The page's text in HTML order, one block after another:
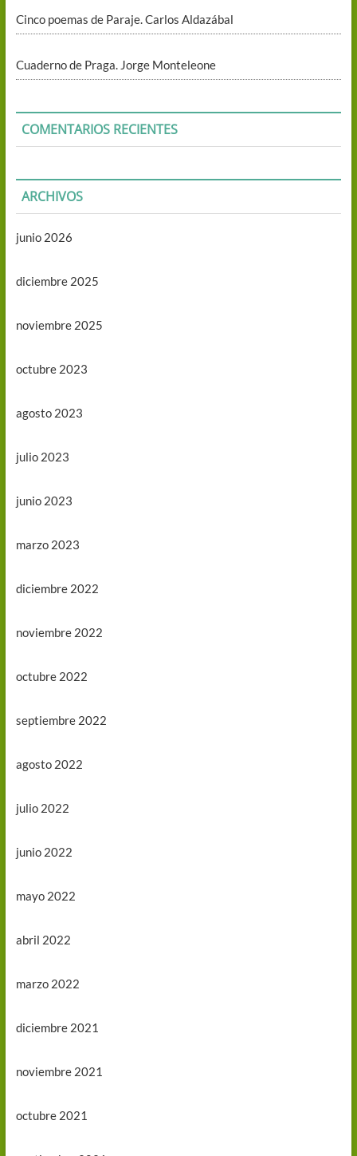
Cinco poemas de Paraje. Carlos Aldazábal
Cuaderno de Praga. Jorge Monteleone
COMENTARIOS RECIENTES
ARCHIVOS
junio 2026
diciembre 2025
noviembre 2025
octubre 2023
agosto 2023
julio 2023
junio 2023
marzo 2023
diciembre 2022
noviembre 2022
octubre 2022
septiembre 2022
agosto 2022
julio 2022
junio 2022
mayo 2022
abril 2022
marzo 2022
diciembre 2021
noviembre 2021
octubre 2021